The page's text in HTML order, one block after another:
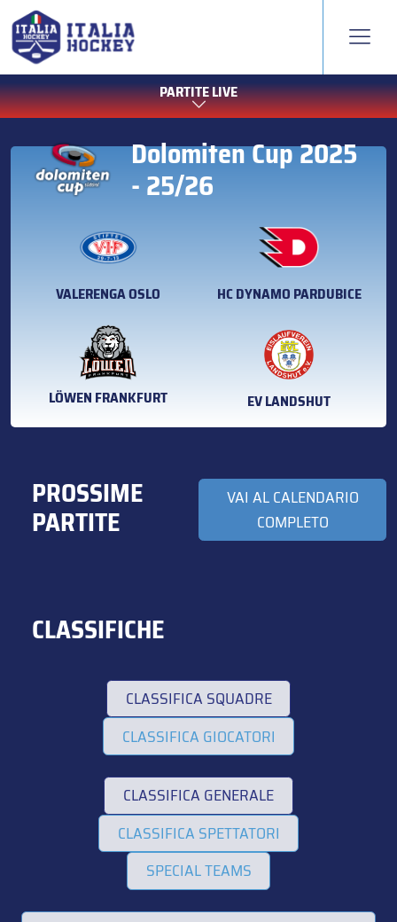
PARTITE LIVE
Dolomiten Cup 2025
- 25/26
VALERENGA OSLO HC DYNAMO PARDUBICE
LÖWEN FRANKFURT EV LANDSHUT
PROSSIME
PARTITE
VAI AL CALENDARIO
COMPLETO
CLASSIFICHE
CLASSIFICA SQUADRE
CLASSIFICA GIOCATORI
CLASSIFICA GENERALE
CLASSIFICA SPETTATORI
SPECIAL TEAMS